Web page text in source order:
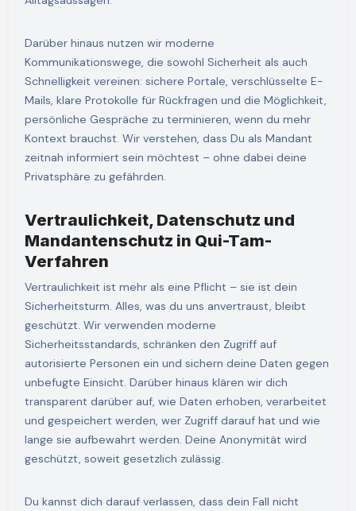
Darüber hinaus nutzen wir moderne
Kommunikationswege, die sowohl Sicherheit als auch
Schnelligkeit vereinen: sichere Portale, verschlüsselte E-
Mails, klare Protokolle für Rückfragen und die Möglichkeit,
persönliche Gespräche zu terminieren, wenn du mehr
Kontext brauchst. Wir verstehen, dass Du als Mandant
zeitnah informiert sein möchtest – ohne dabei deine
Privatsphäre zu gefährden.
Vertraulichkeit, Datenschutz und
Mandantenschutz in Qui-Tam-
Verfahren
Vertraulichkeit ist mehr als eine Pflicht – sie ist dein
Sicherheitsturm. Alles, was du uns anvertraust, bleibt
geschützt. Wir verwenden moderne
Sicherheitsstandards, schränken den Zugriff auf
autorisierte Personen ein und sichern deine Daten gegen
unbefugte Einsicht. Darüber hinaus klären wir dich
transparent darüber auf, wie Daten erhoben, verarbeitet
und gespeichert werden, wer Zugriff darauf hat und wie
lange sie aufbewahrt werden. Deine Anonymität wird
geschützt, soweit gesetzlich zulässig.
Du kannst dich darauf verlassen, dass dein Fall nicht